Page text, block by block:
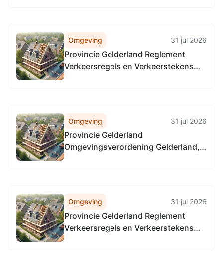
Omgeving 31 jul 2026
Provincie Gelderland Reglement
Verkeersregels en Verkeerstekens
Omgeving 31 jul 2026
Provincie Gelderland
Omgevingsverordening Gelderland,
Omgeving 31 jul 2026
Provincie Gelderland Reglement
Verkeersregels en Verkeerstekens